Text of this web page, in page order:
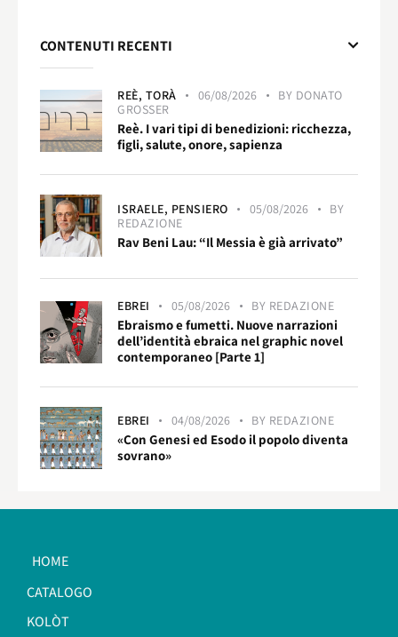
CONTENUTI RECENTI
REÈ, TORÀ 06/08/2026 BY DONATO
GROSSER
Reè. I vari tipi di benedizioni: ricchezza,
figli, salute, onore, sapienza
ISRAELE, PENSIERO 05/08/2026
BY
REDAZIONE
Rav Beni Lau: “Il Messia è già arrivato”
EBREI 05/08/2026 BY REDAZIONE
Ebraismo e fumetti. Nuove narrazioni
dell’identità ebraica nel graphic novel
contemporaneo [Parte 1]
EBREI 04/08/2026 BY REDAZIONE
«Con Genesi ed Esodo il popolo diventa
sovrano»
HOME
CATALOGO
KOLÒT